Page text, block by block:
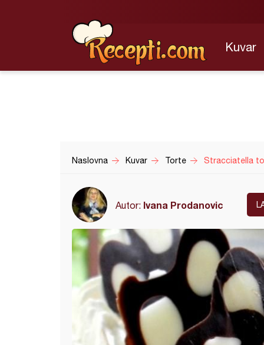
Kuvar
Naslovna Kuvar Torte Stracciatella
Autor: Ivana Prodanovic